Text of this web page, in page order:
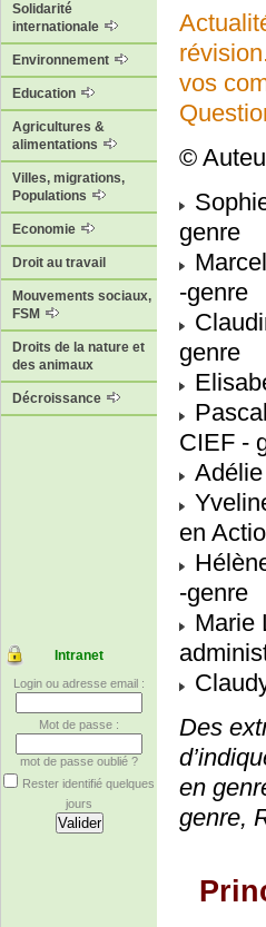
Solidarité
internationale
Environnement
Education
Agricultures &
alimentations
Villes, migrations,
Populations
Economie
Droit au travail
Mouvements sociaux,
FSM
Droits de la nature et
des animaux
Décroissance
Intranet
Login ou adresse email :
Mot de passe :
mot de passe oublié ?
Rester identifié quelques
jours
vos
©
genre
-genre
genre
CIEF -
en
-genre
Marie
Des
en
genre,